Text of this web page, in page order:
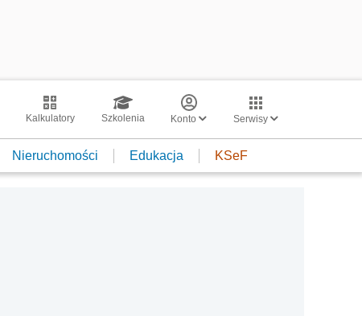
Kalkulatory Szkolenia Konto Serwisy
Nieruchomości Edukacja KSeF